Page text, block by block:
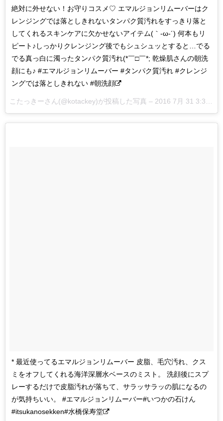
絶対に外せない！お守りコスメ♡ エマルジョンリムーバーはク
レンジングでは落としきれないタンパク質汚れをすっきり落と
してくれるスキンケアに欠かせないアイテム(｀-ω-´) 何本もリ
ピート♪しっかりクレンジング後でもシュシュッとすると…でる
でる真っ白に濁ったタンパク質汚れ(*￣□￣*; 乾燥肌さんの朝洗
顔にも♪ #エマルジョンリムーバー #タンパク質汚れ #クレンジ
ングでは落としきれない #朝洗顔
こたっきーさん(@kotackey)が投稿した写真 – 2016 7月 31 3:35午後 PDT
* 最近使ってるエマルジョンリムーバー 皮脂、毛穴汚れ、クス
ミをオフしてくれる海洋深層水ベースのミスト。 洗顔後にスプ
レーするだけで皮脂汚れが落ちて、サラッサラッの肌になるの
が気持ちいい。 #エマルジョンリムーバー#いつかの石けん
#itsukanosekken#水橋保寿堂